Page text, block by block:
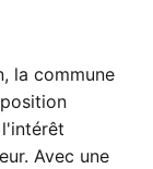
la commune
Avec une